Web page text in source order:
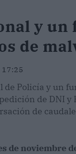
y un
de
de Policía y un
de DNI
de
de noviembre